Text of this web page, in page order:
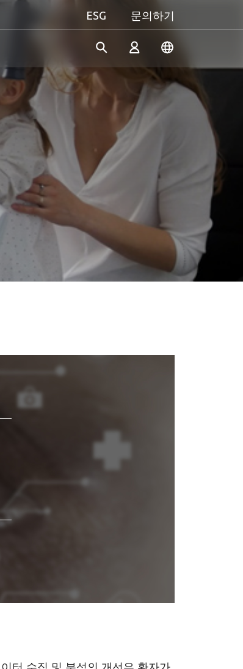
ESG 문의하기
션
수년간의 R&D 경험
으로 산업용 애플리케
다양한 요구 사항을 충
해 지속적으로 혁신
및 DRAM 솔루션을
있습니다.
아보기
비즈니스
신뢰할 수 있는 혁신
품과 서비스 개발에 전
있으며, 높은 성능, 높
, 높은 가치의 메모리
스토리지 장치를 제공
비자가 일상 생활에서
데이터를 쉽게 기록, 저
할 수 있도록 지원합니
개요
대화하든, 개성을 중
, Apacer는 게이밍 경험
원 높여줄 모든 것을
습니다.
게이머의 본능을 마음
보세요!
아보기
로그인
계정 만들기